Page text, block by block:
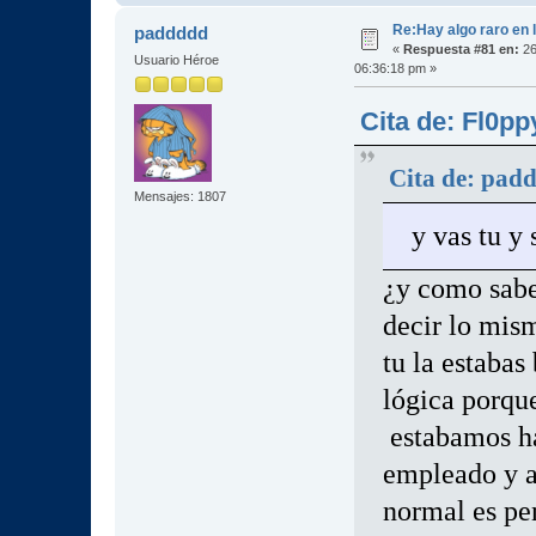
paddddd
Usuario Héroe
Mensajes: 1807
Re:Hay algo raro en
« Respuesta #81 en:
06:36:18 pm »
Cita de:
Cita de:
y vas tu y
¿y como
decir lo
tu la
lógica
estabamos
empleado y
normal es